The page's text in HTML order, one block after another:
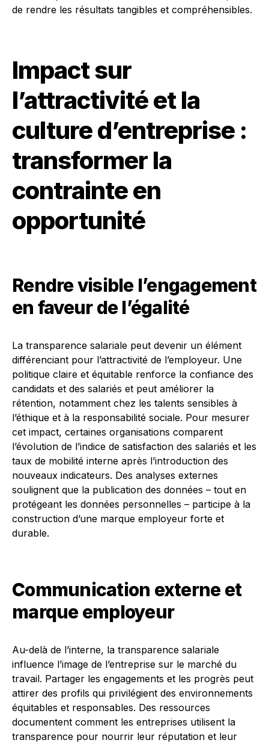
de rendre les résultats tangibles et compréhensibles.
Impact sur
l’attractivité et la
culture d’entreprise :
transformer la
contrainte en
opportunité
Rendre visible l’engagement
en faveur de l’égalité
La transparence salariale peut devenir un élément
différenciant pour l’attractivité de l’employeur. Une
politique claire et équitable renforce la confiance des
candidats et des salariés et peut améliorer la
rétention, notamment chez les talents sensibles à
l’éthique et à la responsabilité sociale. Pour mesurer
cet impact, certaines organisations comparent
l’évolution de l’indice de satisfaction des salariés et les
taux de mobilité interne après l’introduction des
nouveaux indicateurs. Des analyses externes
soulignent que la publication des données – tout en
protégeant les données personnelles – participe à la
construction d’une marque employeur forte et
durable.
Communication externe et
marque employeur
Au-delà de l’interne, la transparence salariale
influence l’image de l’entreprise sur le marché du
travail. Partager les engagements et les progrès peut
attirer des profils qui privilégient des environnements
équitables et responsables. Des ressources
documentent comment les entreprises utilisent la
transparence pour nourrir leur réputation et leur